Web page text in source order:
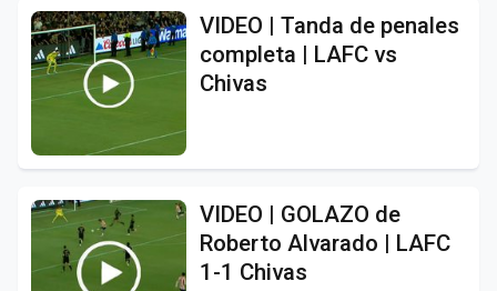
VIDEO | Tanda de penales
completa | LAFC vs
Chivas
VIDEO | GOLAZO de
Roberto Alvarado | LAFC
1-1 Chivas